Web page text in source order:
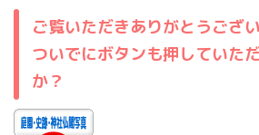
ご覧いただきありがとうござ
ついでにボタンも押していた
か？